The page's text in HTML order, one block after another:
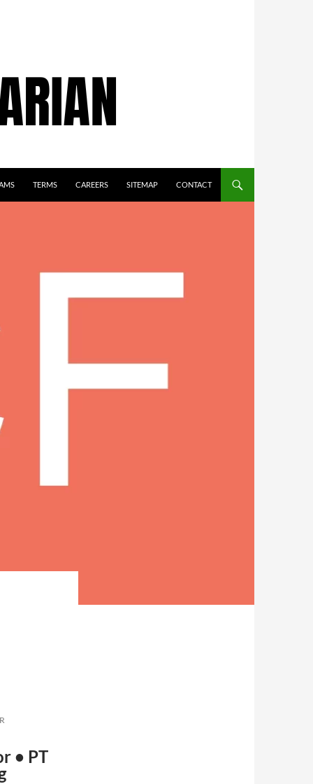
TERMS CAREERS SITEMAP CONTACT
• PT